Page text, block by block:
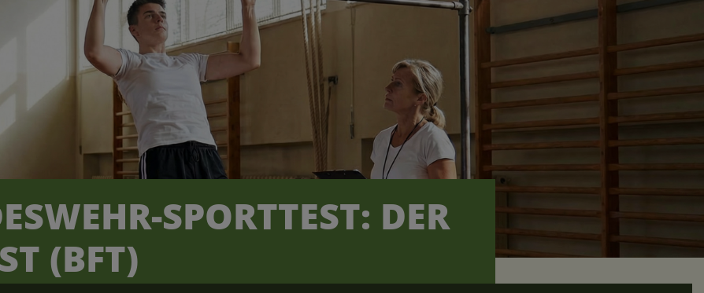
SPORTTEST: DER
(BFT)